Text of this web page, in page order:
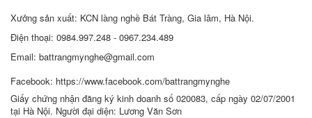
Xưởng sản xuất: KCN làng nghề Bát Tràng, Gia lâm, Hà Nội.
Điện thoại: 0984.997.248 - 0967.234.489
Email: battrangmynghe@gmail.com
Facebook: https://www.facebook.com/battrangmynghe
Giấy chứng nhận đăng ký kinh doanh số 020083, cấp ngày 02/07/2001
tại Hà Nội. Người đại diện: Lương Văn Sơn